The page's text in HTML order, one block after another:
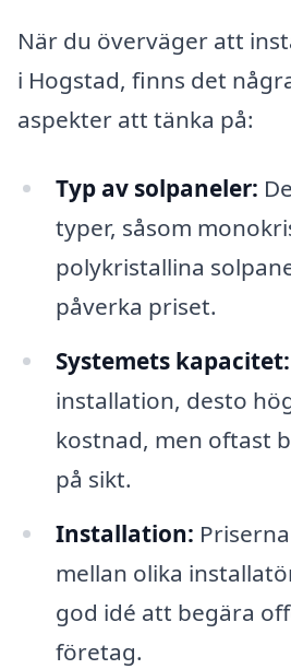
När du överväger att
i Hogstad, finns det
aspekter att tänka på:
Typ av solpaneler:
typer, såsom
polykristallina
påverka priset.
Systemets kapacitet:
installation, desto
kostnad, men oftast
på sikt.
Installation:
mellan olika
god idé att begära
företag.